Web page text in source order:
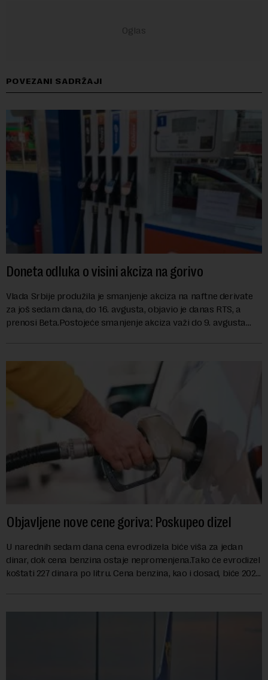
POVEZANI SADRŽAJI
Doneta odluka o visini akciza na gorivo
Vlada Srbije produžila je smanjenje akciza na naftne derivate
za još sedam dana, do 16. avgusta, objavio je danas RTS, a
prenosi Beta.Postojeće smanjenje akciza važi do 9. avgusta
Objavljene nove cene goriva: Poskupeo dizel
U narednih sedam dana cena evrodizela biće viša za jedan
dinar, dok cena benzina ostaje nepromenjena.Tako će evrodizel
koštati 227 dinara po litru. Cena benzina, kao i dosad, biće 202